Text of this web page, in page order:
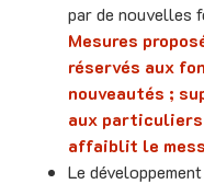
par de nouvelles
Mesures
réservés aux
nouveautés ;
aux
affaiblit le
Le